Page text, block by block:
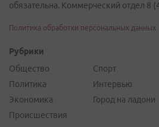
обязательна. Коммерческий отдел 8
Политика обработки персональных данных
Рубрики
Общество
Политика
Экономика
Происшествия
Спорт
Интервью
Город на ладони